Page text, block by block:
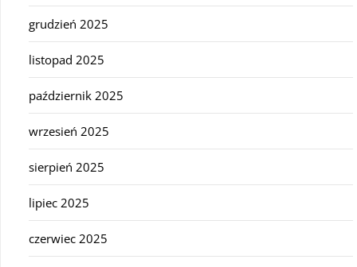
grudzień 2025
listopad 2025
październik 2025
wrzesień 2025
sierpień 2025
lipiec 2025
czerwiec 2025